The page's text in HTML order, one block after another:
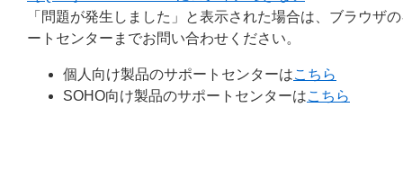
「問題が発生しました」と表示された場合は、ブラウザ
ートセンターまでお問い合わせください。
個人向け製品のサポートセンターはこちら
SOHO向け製品のサポートセンターはこちら